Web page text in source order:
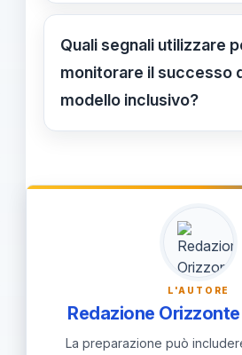
valutazione inclusiva.
In una lettera al
l’obiettivo di una classe
benefici per tutti gli
un piano di
Quali segnali utilizzare
monitorare il successo
modello inclusivo?
Monitorare progressi di
indicatori chiari,
da studenti e famiglie e
pratiche di valutazione e
L'AUTORE
Redazione
La preparazione può